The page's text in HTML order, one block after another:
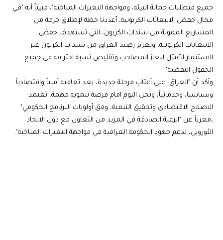
جميع متطلبات حماية البيئة، ومواجهة التغيرات المناخية"، مبيناً أنه "في
مجال خفض الانبعاثات الكربونية، أعددنا خطة لإطلاق حزمة من
المشاريع الممولة من سندات الكربون، التي تستهدف خفض
الانبعاثات الكربونية، وتعزيز رصيد العراق من سندات الكربون عبر
الاستثمار الأمثل للغاز المصاحب وتقليص نسبة احتراقه في جميع
الحقول النفطية".
وأكد أن "العراق، على أعتاب مرحلة جديدة، بعد تعافيه أمنياً واقتصادياً
وسياسيا، وخدماتياً، ونحن اليوم امام فرصة تنموية مهمة، تعتمد
الاصلاح الاقتصادي وتحقيق التنمية، وفق أولويات البرنامج الحكومي"
،معرباً عن "الرغبة الصادقة في المزيد من التعاون مع دول الاتحاد
الأوروبي، لدعم جهود الحكومة العراقية في مواجهة التغيرات المناخية".